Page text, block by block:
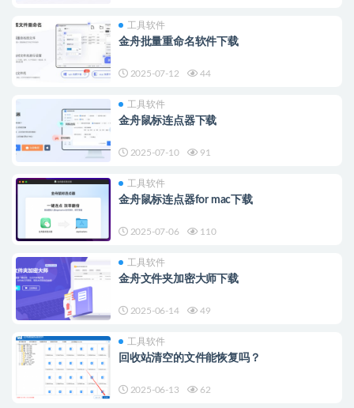
工具软件
金舟批量重命名软件下载
2025-07-12 44
工具软件
金舟鼠标连点器下载
2025-07-10 91
工具软件
金舟鼠标连点器for mac下载
2025-07-06 110
工具软件
金舟文件夹加密大师下载
2025-06-14 49
工具软件
回收站清空的文件能恢复吗？
2025-06-13 62